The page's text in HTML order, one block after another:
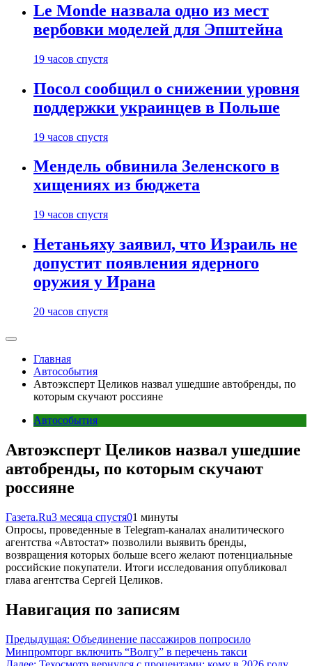
Le Monde назвала одно из мест
вербовки моделей для Эпштейна
19 часов спустя
Посол сообщил о снижении уровня
поддержки украинцев в Польше
19 часов спустя
Мендель обвинила Зеленского в
хищениях из бюджета
19 часов спустя
Нетаньяху заявил, что Израиль не
допустит появления ядерного
оружия у Ирана
20 часов спустя
Главная
Автособытия
Автоэксперт Целиков назвал ушедшие автобренды, по
которым скучают россияне
Автособытия
Автоэксперт Целиков назвал ушедшие
автобренды, по которым скучают
россияне
Газета.Ru3 месяца спустя01 минуты
Опросы, проведенные в Telegram-каналах аналитического
агентства «Автостат» позволили выявить бренды,
возвращения которых больше всего желают потенциальные
российские покупатели. Итоги исследования опубликовал
глава агентства Сергей Целиков.
Навигация по записям
Предыдущая: Объединение пассажиров попросило
Минпромторг включить “Волгу” в перечень такси